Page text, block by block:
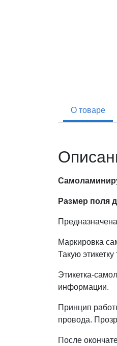
О товаре
Размер поля
Маркировка
Такую
Этикетка-
информации.
Принцип
провода.
После